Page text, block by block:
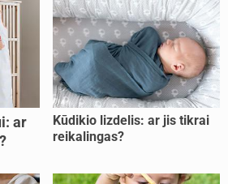
ar
Kūdikio lizdelis: ar jis tikrai
reikalingas?